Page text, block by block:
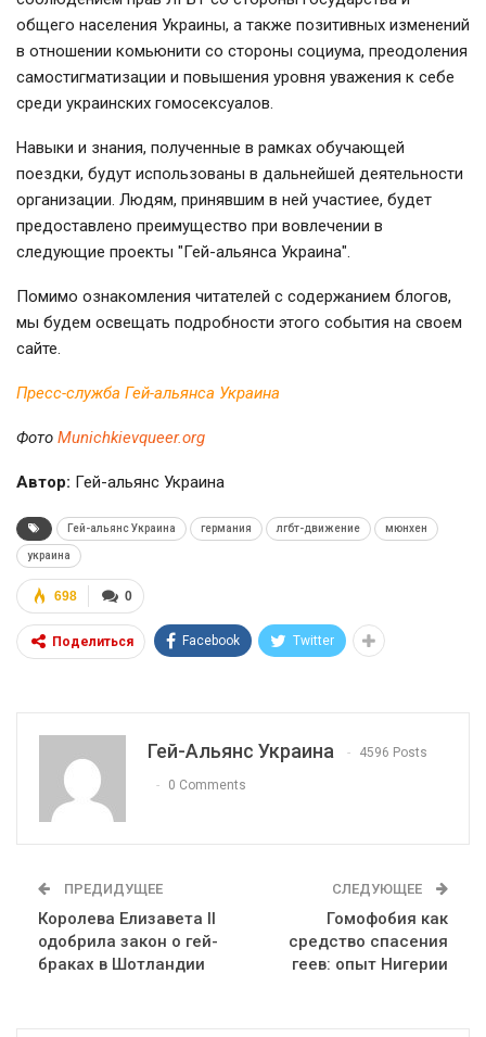
общего населения Украины, а также позитивных изменений
в отношении комьюнити со стороны социума, преодоления
самостигматизации и повышения уровня уважения к себе
среди украинских гомосексуалов.
Навыки и знания, полученные в рамках обучающей
поездки, будут использованы в дальнейшей деятельности
организации. Людям, принявшим в ней участиее, будет
предоставлено преимущество при вовлечении в
следующие проекты "Гей-альянса Украина".
Помимо ознакомления читателей с содержанием блогов,
мы будем освещать подробности этого события на своем
сайте.
Пресс-служба Гей-альянса Украина
Фото Мunichkievqueer.org
Автор: Гей-альянс Украина
Гей-альянс Украина германия лгбт-движение мюнхен
украина
0
698
Поделиться Facebook Twitter
Гей-Альянс Украина 4596 Posts
0 Comments
ПРЕДИДУЩЕЕ
Королева Елизавета II
одобрила закон о гей-
браках в Шотландии
СЛЕДУЮЩЕЕ
Гомофобия как
средство спасения
геев: опыт Нигерии